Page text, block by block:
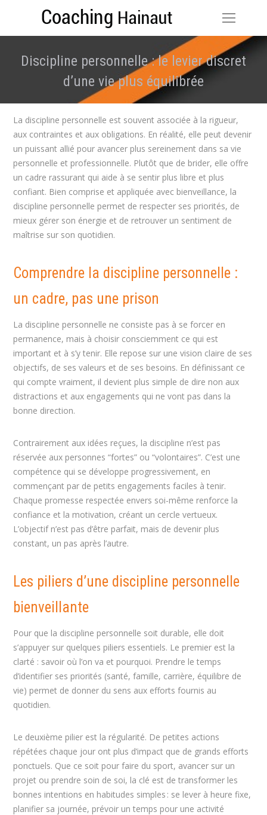
Discipline personnelle : le levier discret
d’une vie plus équilibrée
Vous êtes ici :
La discipline personnelle est souvent associée à la rigueur,
aux contraintes et aux obligations. En réalité, elle peut devenir
un puissant allié pour avancer plus sereinement dans sa vie
personnelle et professionnelle. Plutôt que de brider, elle offre
un cadre rassurant qui aide à se sentir plus libre et plus
confiant. Bien comprise et appliquée avec bienveillance, la
discipline personnelle permet de respecter ses priorités, de
mieux gérer son énergie et de retrouver un sentiment de
maîtrise sur son quotidien.
Comprendre la discipline personnelle :
un cadre, pas une prison
La discipline personnelle ne consiste pas à se forcer en
permanence, mais à choisir consciemment ce qui est
important et à s’y tenir. Elle repose sur une vision claire de ses
objectifs, de ses valeurs et de ses besoins. En définissant ce
qui compte vraiment, il devient plus simple de dire non aux
distractions et aux engagements qui ne vont pas dans la
bonne direction.
Contrairement aux idées reçues, la discipline n’est pas
réservée aux personnes “fortes” ou “volontaires”. C’est une
compétence qui se développe progressivement, en
commençant par de petits engagements faciles à tenir.
Chaque promesse respectée envers soi-même renforce la
confiance et la motivation, créant un cercle vertueux.
L’objectif n’est pas d’être parfait, mais de devenir plus
constant, un pas après l’autre.
Les piliers d’une discipline personnelle
bienveillante
Pour que la discipline personnelle soit durable, elle doit
s’appuyer sur quelques piliers essentiels. Le premier est la
clarté : savoir où l’on va et pourquoi. Prendre le temps
d’identifier ses priorités (santé, famille, carrière, équilibre de
vie) permet de donner du sens aux efforts fournis au
quotidien.
Le deuxième pilier est la régularité. De petites actions
répétées chaque jour ont plus d’impact que de grands efforts
ponctuels. Que ce soit pour faire du sport, avancer sur un
projet ou prendre soin de soi, la clé est de transformer les
bonnes intentions en habitudes simples : se lever à heure fixe,
planifier sa journée, prévoir un temps pour une activité